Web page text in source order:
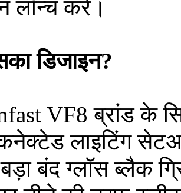
लॉन्च करे।
डिजाइन?
VF8 ब्रांड के
लाइटिंग
बंद ग्लॉस ब्लैक